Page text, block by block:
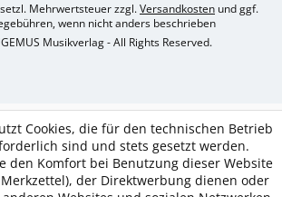
Mehrwertsteuer zzgl.Versandkosten und ggf.
wenn nicht anders beschrieben
Musikverlag - All Rights Reserved.
Cookies, die für den technischen Betrieb
sind und stets gesetzt werden.
den Komfort bei Benutzung dieser Website
der Direktwerbung dienen oder